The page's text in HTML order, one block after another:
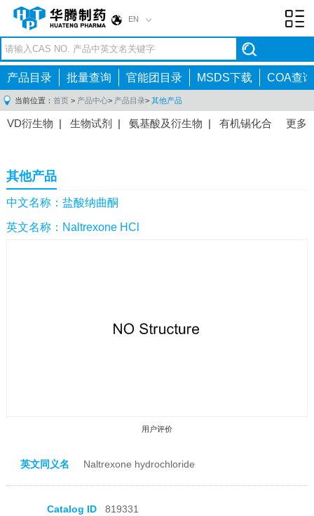
EN
产品目录 批量查询 官能团目录 MSDS下载 COA查询
当前位置： 首页 > 产品中心> 产品目录> 其他产品
更多
VD衍生物 | 生物试剂 | 氨基酸及衍生物 | 有机锡化合
间体|抗高血压药物中间体
感染药物中间体
体 |抗精神病药物中间体
药中间体|其他原料药中间体
其他产品
中文名称：盐酸纳曲酮
英文名称：Naltrexone HCl
用户评价
英文同义名 Naltrexone hydrochloride
Catalog ID
819331